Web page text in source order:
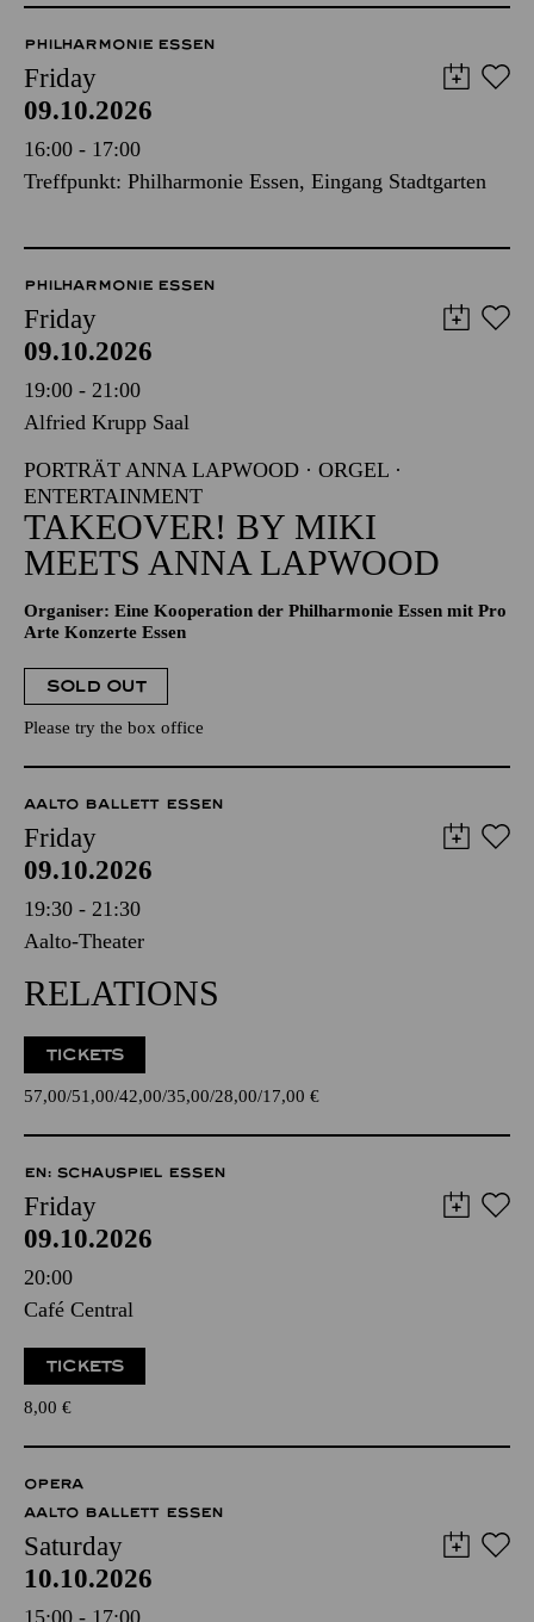
PHILHARMONIE ESSEN
Friday
09.10.2026
16:00 - 17:00
Treffpunkt: Philharmonie Essen, Eingang Stadtgarten
PHILHARMONIE ESSEN
Friday
09.10.2026
19:00 - 21:00
Alfried Krupp Saal
PORTRÄT ANNA LAPWOOD · ORGEL ·
ENTERTAINMENT
TAKEOVER! BY MIKI
MEETS ANNA LAPWOOD
Organiser: Eine Kooperation der Philharmonie Essen mit Pro
Arte Konzerte Essen
SOLD OUT
Please try the box office
AALTO BALLETT ESSEN
Friday
09.10.2026
19:30 - 21:30
Aalto-Theater
RELATIONS
TICKETS
57,00 51,00 42,00 35,00 28,00 17,00 €
EN: SCHAUSPIEL ESSEN
Friday
09.10.2026
20:00
Café Central
TICKETS
8,00 €
OPERA
AALTO BALLETT ESSEN
Saturday
10.10.2026
15:00 - 17:00